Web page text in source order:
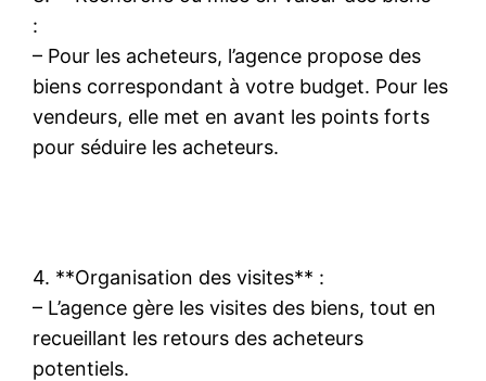
:
– Pour les acheteurs, l’agence propose des
biens correspondant à votre budget. Pour les
vendeurs, elle met en avant les points forts
pour séduire les acheteurs.
4. **Organisation des visites** :
– L’agence gère les visites des biens, tout en
recueillant les retours des acheteurs
potentiels.